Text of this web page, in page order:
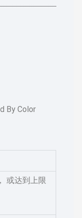
By Color
或达到上限